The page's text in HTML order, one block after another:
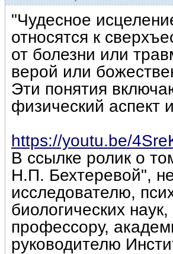
"Чудесное
относятся к
от болезни или
верой или
Эти понятия
физический аспект
https://youtu.be/
В ссылке ролик о
Н.П. Бехтеревой",
исследователю,
биологических
профессору,
руководителю